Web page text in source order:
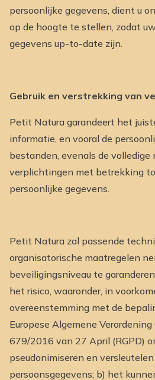
persoonlijke gegevens, dient u
op de hoogte te stellen, zodat
gegevens up-to-date zijn.
Gebruik en verstrekking van
Petit Natura garandeert het
informatie, en vooral de
bestanden, evenals de volledige
verplichtingen met betrekking
persoonlijke gegevens.
Petit Natura zal passende
organisatorische maatregelen
beveiligingsniveau te
het risico, waaronder, in
overeenstemming met de
Europese Algemene
679/2016 van 27 April (RGPD)
pseudonimiseren en
persoonsgegevens; b) het